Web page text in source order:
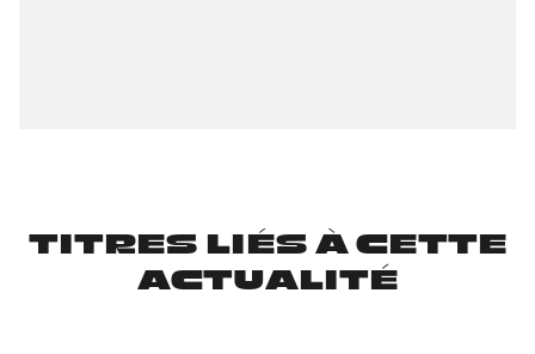
TITRES LIÉS À CETTE
ACTUALITÉ